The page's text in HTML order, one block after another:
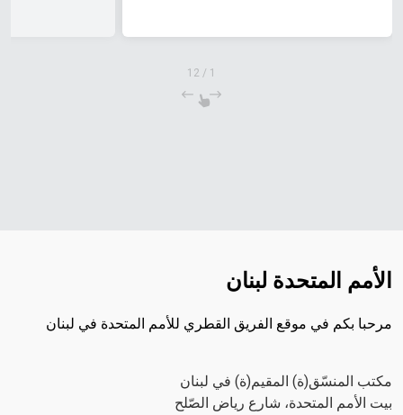
1
/
12
الأمم المتحدة لبنان
مرحبا بكم في موقع الفريق القطري للأمم المتحدة في لبنان
مكتب المنسّق(ة) المقيم(ة) في لبنان
بيت الأمم المتحدة، شارع رياض الصّلح